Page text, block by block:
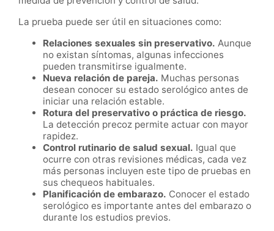
La prueba puede ser útil en situaciones como:
Relaciones sexuales sin preservativo. Aunque
no existan síntomas, algunas infecciones
pueden transmitirse igualmente.
Nueva relación de pareja. Muchas personas
desean conocer su estado serológico antes de
iniciar una relación estable.
Rotura del preservativo o práctica de riesgo.
La detección precoz permite actuar con mayor
rapidez.
Control rutinario de salud sexual. Igual que
ocurre con otras revisiones médicas, cada vez
más personas incluyen este tipo de pruebas en
sus chequeos habituales.
Planificación de embarazo. Conocer el estado
serológico es importante antes del embarazo o
durante los estudios previos.